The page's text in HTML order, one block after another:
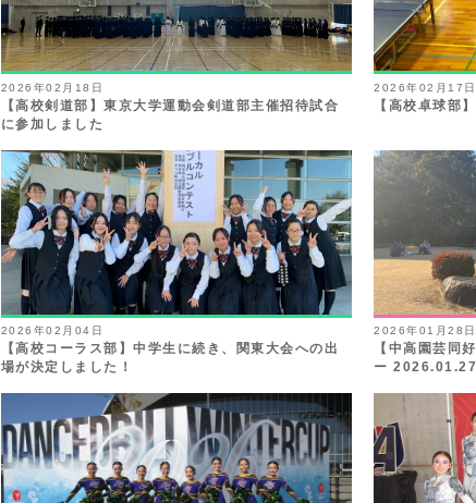
2026年02月18日
【高校剣道部】東京大学運動会剣道部主催招待試合
に参加しました
2026年02月17日
【高校卓球部
2026年02月04日
【高校コーラス部】中学生に続き、関東大会への出
場が決定しました！
2026年01月28日
【中高園芸同
ー